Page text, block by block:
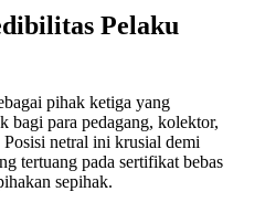
Pelaku
pihak ketiga yang
bagi para pedagang, kolektor,
netral ini krusial demi
tertuang pada sertifikat bebas
sepihak.